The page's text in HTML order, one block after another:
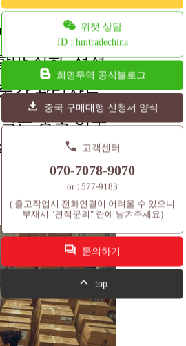
위챗 상담
ID : hmtradechina
희명무역 공식블로그
중국 구매대행 신청서 양식
고객센터
070-7078-9070
or 1577-9183
( 출고작업시 전화연결이 어려울 수 있으니
부재시 "견적문의" 란에 남겨주세요)
문의하기
top
니라, 공장에
만 집하, 선적,
간 관리자로
은 중국 이우
규모에 따라